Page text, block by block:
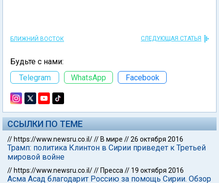
БЛИЖНИЙ ВОСТОК СЛЕДУЮЩАЯ СТАТЬЯ
Будьте с нами:
Telegram
WhatsApp Facebook
ССЫЛКИ ПО ТЕМЕ
// https://www.newsru.co.il/// В мире //26 октября 2016
Трамп: политика Клинтон в Сирии приведет к Третьей
мировой войне
// https://www.newsru.co.il/// Пресса // 19 октября 2016
Асма Асад благодарит Россию за помощь Сирии. Обзор